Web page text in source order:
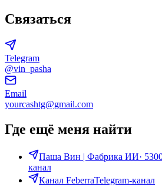
Связаться
Telegram
@vin_pasha
Email
yourcashtg@gmail.com
Где ещё меня найти
Паша Вин | Фабрика ИИ·
канал
Канал FeberraTelegram-канал